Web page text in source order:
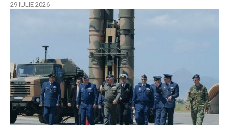
29 IULIE 2026